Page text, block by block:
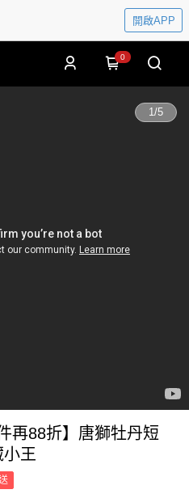
開啟APP
0
1/5
再88折】唐獅牡丹短
王